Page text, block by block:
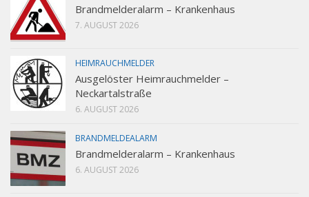
Brandmelderalarm – Krankenhaus
7. AUGUST 2026
HEIMRAUCHMELDER
Ausgelöster Heimrauchmelder –
Neckartalstraße
6. AUGUST 2026
BRANDMELDEALARM
Brandmelderalarm – Krankenhaus
6. AUGUST 2026